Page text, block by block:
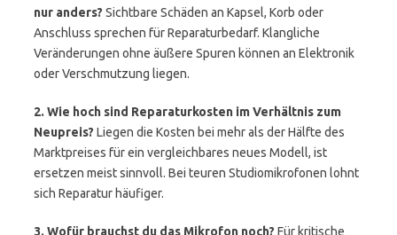
nur anders? Sichtbare Schäden an Kapsel, Korb oder
Anschluss sprechen für Reparaturbedarf. Klangliche
Veränderungen ohne äußere Spuren können an Elektronik
oder Verschmutzung liegen.
2. Wie hoch sind Reparaturkosten im Verhältnis zum
Neupreis? Liegen die Kosten bei mehr als der Hälfte des
Marktpreises für ein vergleichbares neues Modell, ist
ersetzen meist sinnvoll. Bei teuren Studiomikrofonen lohnt
sich Reparatur häufiger.
3. Wofür brauchst du das Mikrofon noch? Für kritische